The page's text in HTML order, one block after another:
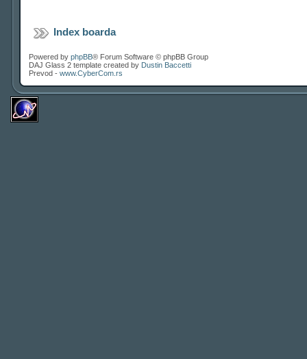
Index boarda
Powered by phpBB® Forum Software © phpBB Group
DAJ Glass 2 template created by Dustin Baccetti
Prevod - www.CyberCom.rs